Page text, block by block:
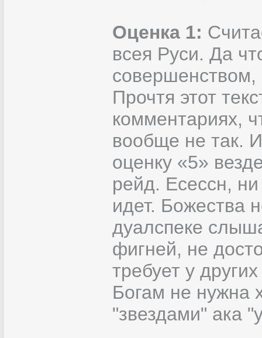
Оценка 1:
всея Руси. Да
Прочтя этот
комментариях,
вообще не так.
оценку «5»
рейд. Есессн,
идет. Божества
дуалспеке
фигней, не
требует у
Богам не нужна
"звездами" ака